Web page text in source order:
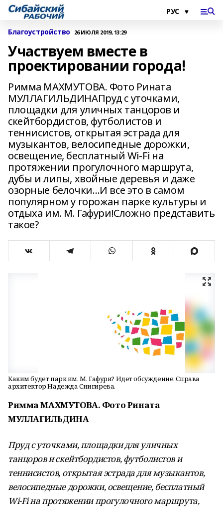
Благоустройство 26 ИЮЛЯ 2019, 13:29
Участвуем вместе в
проектировании города!
Римма МАХМУТОВА. Фото Рината
МУЛЛАГИЛЬДИНАПруд с уточками,
площадки для уличных танцоров и
скейтбордистов, футболистов и
теннисистов, открытая эстрада для
музыкантов, велосипедные дорожки,
освещение, бесплатный Wi-Fi на
протяжении прогулочного маршрута,
дубы и липы, хвойные деревья и даже
озорные белочки…И все это в самом
популярном у горожан парке культуры и
отдыха им. М. Гафури!Сложно представить
такое?
Каким будет парк им. М. Гафури? Идет обсуждение. Справа
архитектор Надежда Снигирева.
Римма МАХМУТОВА. Фото Рината
МУЛЛАГИЛЬДИНА
Пруд с уточками, площадки для уличных
танцоров и скейтбордистов, футболистов и
теннисистов, открытая эстрада для музыкантов,
велосипедные дорожки, освещение, бесплатный
Wi-Fi на протяжении прогулочного маршрута,